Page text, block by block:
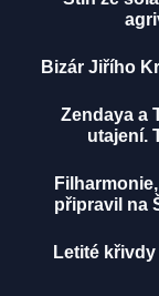
Bizár Jiřího
Zendaya a
utajení.
připravil na
Letité